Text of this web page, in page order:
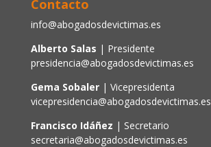
Contacto
info@abogadosdevictimas.es
Alberto Salas | Presidente
presidencia@abogadosdevictimas.es
Gema Sobaler | Vicepresidenta
vicepresidencia@abogadosdevictimas.es
Francisco Idáñez | Secretario
secretaria@abogadosdevictimas.es